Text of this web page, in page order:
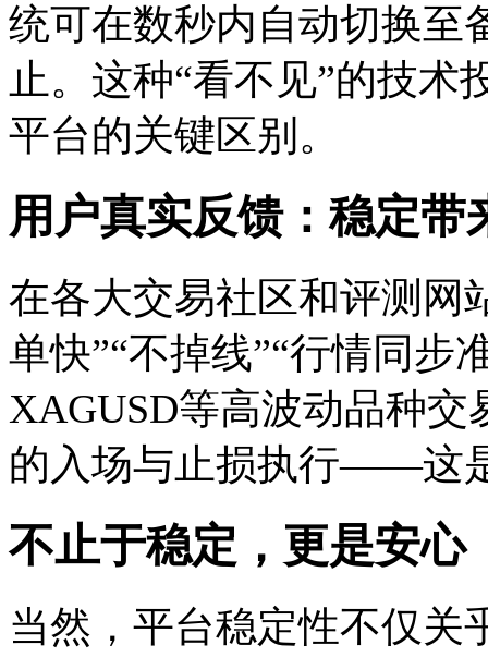
统可在数秒内自动切换至
止。这种“看不见”的技
平台的关键区别。
用户真实反馈：稳定带
在各大交易社区和评测网
单快”“不掉线”“行情同步
XAGUSD等高波动品种
的入场与止损执行——这
不止于稳定，更是安心
当然，平台稳定性不仅关